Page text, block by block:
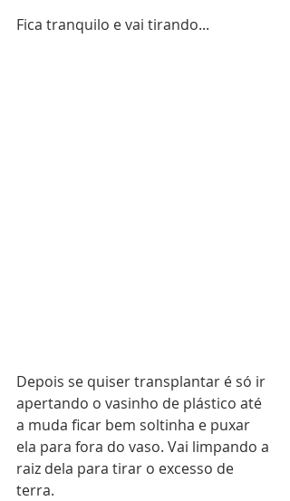
Fica tranquilo e vai tirando...
Depois se quiser transplantar é só ir
apertando o vasinho de plástico até
a muda ficar bem soltinha e puxar
ela para fora do vaso. Vai limpando a
raiz dela para tirar o excesso de
terra.